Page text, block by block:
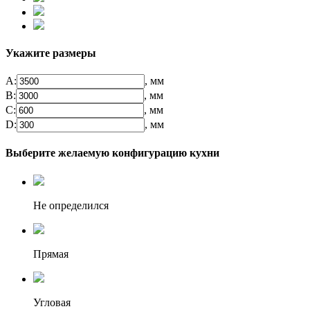
Укажите размеры
А:
, мм
B:
, мм
C:
, мм
D:
, мм
Выберите желаемую конфигурацию кухни
Не определился
Прямая
Угловая